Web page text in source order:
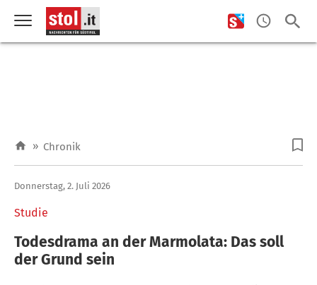
» Chronik
Studie
Donnerstag, 2. Juli 2026
Todesdrama an der Marmolata: Das soll
der Grund sein